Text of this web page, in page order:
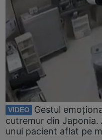
VIDEO
Gestul
cutremur din Japonia.
unui pacient aflat pe